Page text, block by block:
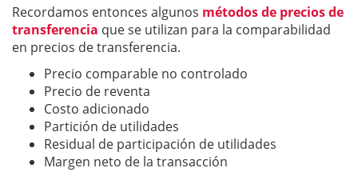
Recordamos entonces algunos métodos de precios de
transferencia que se utilizan para la comparabilidad
en precios de transferencia.
Precio comparable no controlado
Precio de reventa
Costo adicionado
Partición de utilidades
Residual de participación de utilidades
Margen neto de la transacción